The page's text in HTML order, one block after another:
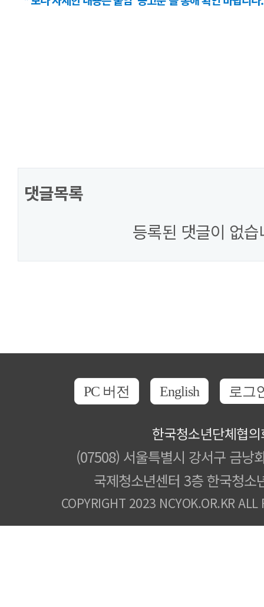
댓글목록
등록된 댓글이 없습
PC 버전 English 로그
한국청소년단체협
(07508) 서울특별시 강서구 금낭
국제청소년센터 3층 한국청소
COPYRIGHT 2023 NCYOK.OR.KR ALL